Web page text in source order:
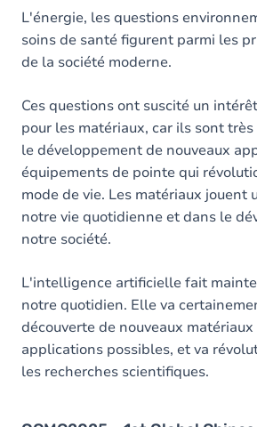
L'énergie, les questions
soins de santé figurent parmi les
de la société moderne.
Ces questions ont suscité un
pour les matériaux, car ils sont
le développement de nouveaux
équipements de pointe qui
mode de vie. Les matériaux jouent
notre vie quotidienne et dans le
notre société.
L'intelligence artificielle fait
notre quotidien. Elle va
découverte de nouveaux
applications possibles, et va
les recherches scientifiques.